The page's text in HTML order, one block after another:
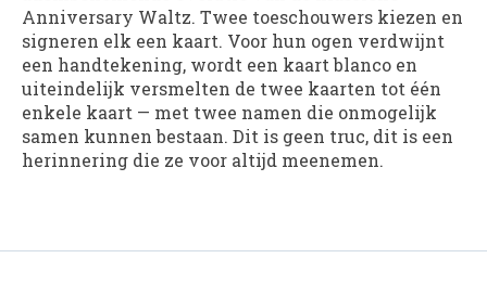
Anniversary Waltz. Twee toeschouwers kiezen en
signeren elk een kaart. Voor hun ogen verdwijnt
een handtekening, wordt een kaart blanco en
uiteindelijk versmelten de twee kaarten tot één
enkele kaart — met twee namen die onmogelijk
samen kunnen bestaan. Dit is geen truc, dit is een
herinnering die ze voor altijd meenemen.